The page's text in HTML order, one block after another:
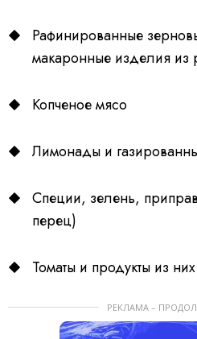
Рафинированные
макаронные изделия из
Копченое мясо
Лимонады и
Специи, зелень,
перец)
Томаты и продукты из
РЕКЛАМА –